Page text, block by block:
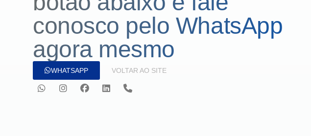
conosco pelo WhatsApp
agora mesmo
WHATSAPP VOLTAR AO SITE